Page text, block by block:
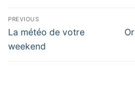
Navigation
de
l’article
PREVIOUS
Previous
post:
La météo de votre
weekend